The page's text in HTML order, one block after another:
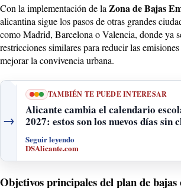
Con la implementación de la Zona de Bajas
alicantina sigue los pasos de otras grandes
como Madrid, Barcelona o Valencia, donde ya
restricciones similares para reducir las
mejorar la convivencia urbana.
→
TAMBIÉN TE PUEDE INTERESAR
Alicante cambia el calendario
2027: estos son los nuevos días sin
Seguir leyendo
DSAlicante.com
Objetivos principales del plan de bajas